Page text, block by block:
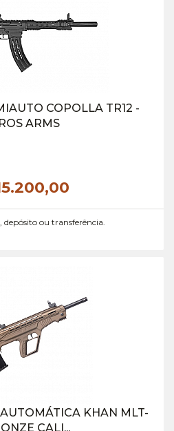
COPOLLA TR12 -
ARMS
00
depósito ou transferência.
KHAN MLT-
CALI...